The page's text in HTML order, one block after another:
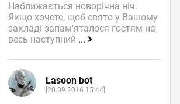
Наближається новорічна ніч.
Якщо хочете, щоб свято у Вашому
закладі запам'яталося гостям на
весь наступний ...
Lasoon bot
[20.09.2016 15:44]